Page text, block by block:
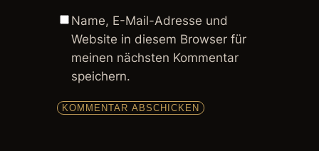
Name, E-Mail-Adresse und
Website in diesem Browser für
meinen nächsten Kommentar
speichern.